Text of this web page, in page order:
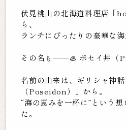
伏見桃山の北海道料理店「
ら、
ランチにぴったりの豪華な
その名も――🦪 ポセイ丼（
名前の由来は、ギリシャ神
（Poseidon）」から。
“海の恵みを一杯に”という
た。